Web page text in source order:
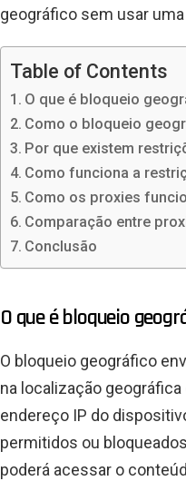
geográfico sem usar uma
Table of Contents
O que é bloqueio
Como o bloqueio
Por que existem
Como funciona a
Como os proxies
Comparação entre
Conclusão
O que é bloqueio
O bloqueio geográfico
na localização
endereço IP do
permitidos ou
poderá acessar o